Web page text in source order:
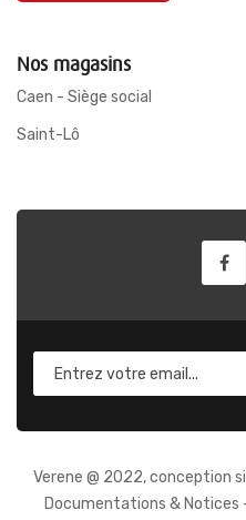
Nos magasins
Caen - Siège social
Saint-Lô
Verene @ 2022, conception
Documentations & Notices